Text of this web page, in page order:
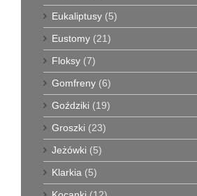
Eukaliptusy (5)
Eustomy (21)
Floksy (7)
Gomfreny (6)
Goździki (19)
Groszki (23)
Jeżówki (5)
Klarkia (5)